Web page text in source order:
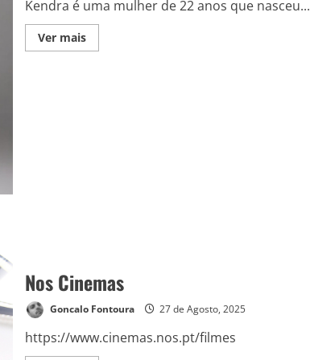
Kendra é uma mulher de 22 anos que nasceu...
Ver mais
Nos Cinemas
Goncalo Fontoura 27 de Agosto, 2025
https://www.cinemas.nos.pt/filmes